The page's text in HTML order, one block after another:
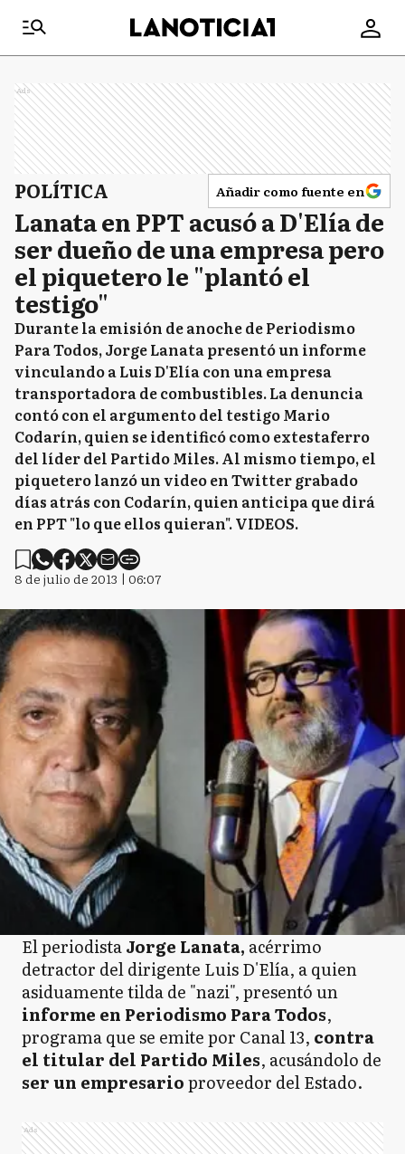
Ads
POLÍTICA Añadir como fuente en
Lanata en PPT acusó a D'Elía de
ser dueño de una empresa pero
el piquetero le "plantó el
testigo"
Durante la emisión de anoche de Periodismo
Para Todos, Jorge Lanata presentó un informe
vinculando a Luis D'Elía con una empresa
transportadora de combustibles. La denuncia
contó con el argumento del testigo Mario
Codarín, quien se identificó como extestaferro
del líder del Partido Miles. Al mismo tiempo, el
piquetero lanzó un video en Twitter grabado
días atrás con Codarín, quien anticipa que dirá
en PPT "lo que ellos quieran". VIDEOS.
8 de julio de 2013 | 06:07
El periodistaJorge Lanata, acérrimo
detractor del dirigente Luis D'Elía, a quien
asiduamente tilda de "nazi", presentó un
informe en Periodismo Para Todos,
programa que se emite por Canal 13, contra
el titular del Partido Miles, acusándolo de
ser un empresarioproveedor del Estado.
Ads